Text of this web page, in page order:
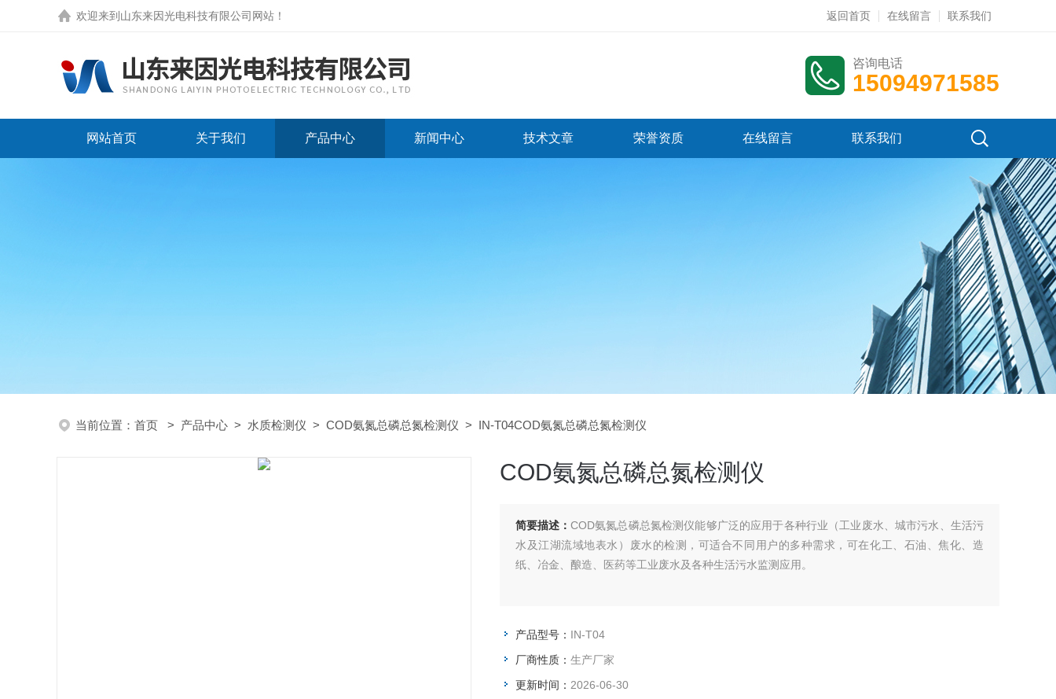
欢迎来到 山东来因光电科技有限公司网站 ！ 返回首页 在线留言 联系我们
咨询电话
15094971585
网站首页 关于我们 产品中心 新闻中心 技术文章 荣誉资质 在线留言 联系我们
当前位置： 首页 > 产品中心 > 水质检测仪 > COD氨氮总磷总氮检测仪 > IN-T04COD氨氮总磷总氮检测仪
COD氨氮总磷总氮检测仪
简要描述： COD氨氮总磷总氮检测仪能够广泛的应用于各种行业（工业废水、城市污水、生活污
水及江湖流域地表水）废水的检测，可适合不同用户的多种需求，可在化工、石油、焦化、造
纸、冶金、酿造、医药等工业废水及各种生活污水监测应用。
产品型号： IN-T04
厂商性质： 生产厂家
更新时间： 2026-06-30